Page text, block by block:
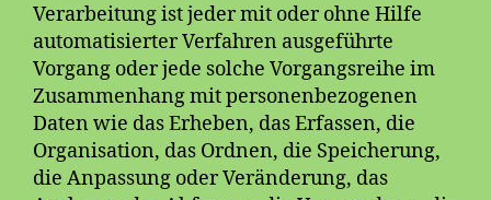
Verarbeitung ist jeder mit oder ohne Hilfe
automatisierter Verfahren ausgeführte
Vorgang oder jede solche Vorgangsreihe im
Zusammenhang mit personenbezogenen
Daten wie das Erheben, das Erfassen, die
Organisation, das Ordnen, die Speicherung,
die Anpassung oder Veränderung, das